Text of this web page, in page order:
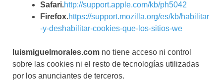
Safari.http://support.apple.com/kb/ph5042
Firefox.https://support.mozilla.org/es/kb/habilitar
-y-deshabilitar-cookies-que-los-sitios-we
luismiguelmorales.com no tiene acceso ni control
sobre las cookies ni el resto de tecnologías utilizadas
por los anunciantes de terceros.